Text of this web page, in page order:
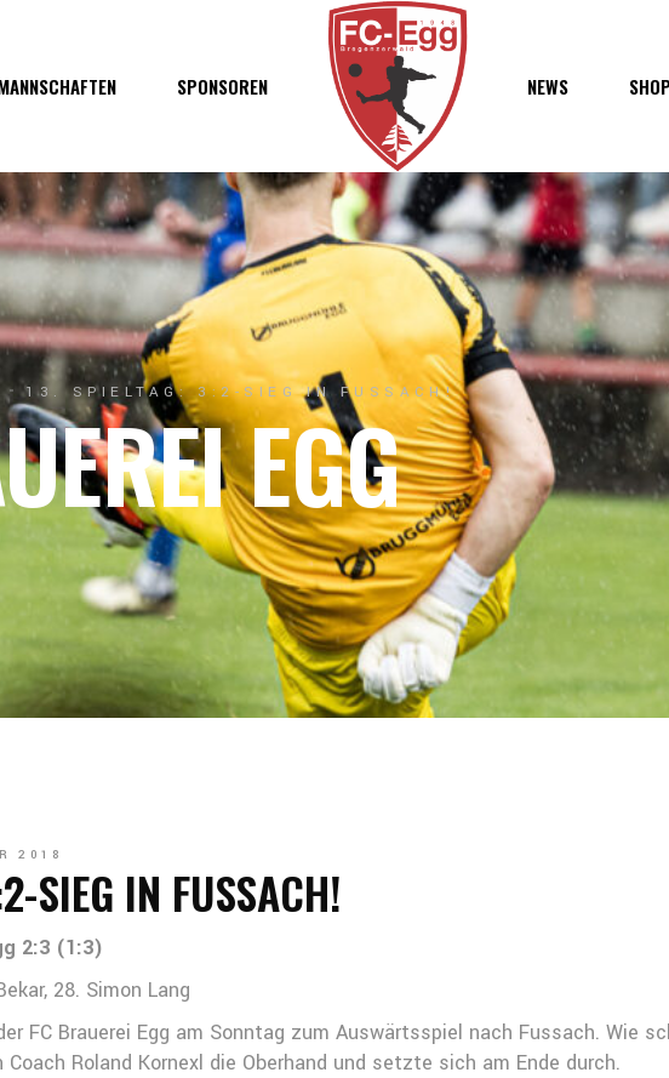
Mannschaft
Mannschaft
SPONSOREN NEWS SHOP
13. SPIELTAG: 3:2-SIEG IN FUSSACH!
EGG
2018
SIEG IN FUSSACH!
2:3 (1:3)
28. Simon Lang
FC Brauerei Egg am Sonntag zum Auswärtsspiel nach Fussach. Wie
Roland Kornexl die Oberhand und setzte sich am Ende durch.